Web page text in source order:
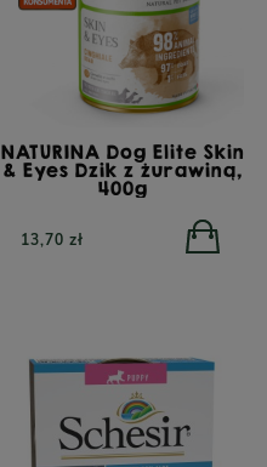
NATURINA Dog Elite Skin
& Eyes Dzik z żurawiną,
400g
13,70 zł